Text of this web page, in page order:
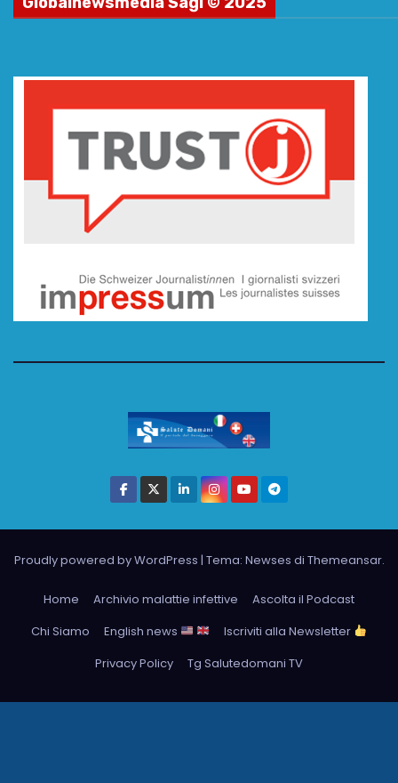
Proudly powered by WordPress | Tema: Newses di Themeansar.
Home Archivio malattie infettive
Ascolta il Podcast
Chi Siamo
English news
Iscriviti alla Newsletter
Privacy Policy
Tg Salutedomani TV